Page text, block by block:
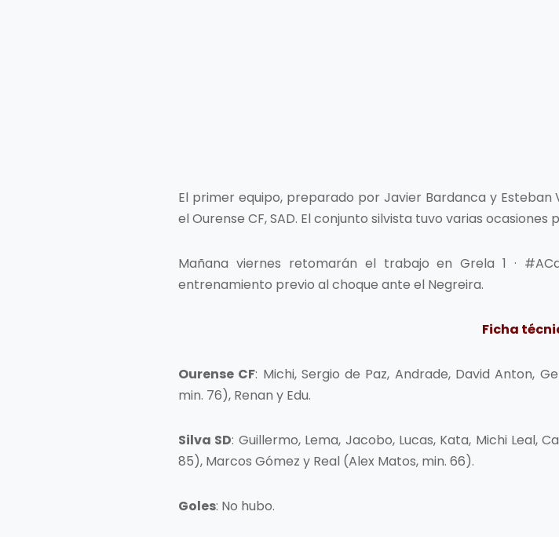
El primer equipo, preparado por Javier Bardanca y
el Ourense CF, SAD. El conjunto silvista tuvo varias
Mañana viernes retomarán el trabajo en Grela 1 ·
entrenamiento previo al choque ante el Negreira.
Ficha
Ourense CF: Michi, Sergio de Paz, Andrade, David Anton,
min. 76), Renan y Edu.
Silva SD: Guillermo, Lema, Jacobo, Lucas, Kata, Michi Leal,
85), Marcos Gómez y Real (Alex Matos, min. 66).
Goles: No hubo.